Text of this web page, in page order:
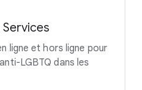
Services
ligne et hors ligne pour
LGBTQ dans les